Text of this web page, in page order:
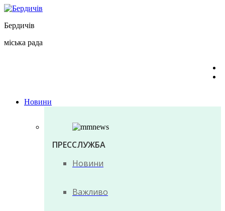
Перейти
вмісту
Бердичів
міська рада
Новини
ПРЕССЛУЖБА
Новини
Важливо